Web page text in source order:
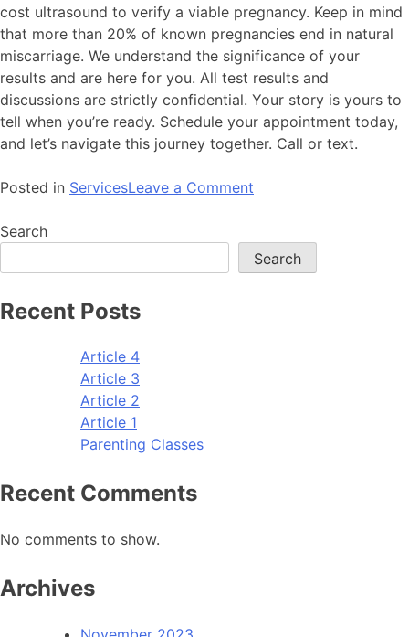
cost ultrasound to verify a viable pregnancy. Keep in mind
that more than 20% of known pregnancies end in natural
miscarriage. We understand the significance of your
results and are here for you. All test results and
discussions are strictly confidential. Your story is yours to
tell when you’re ready. Schedule your appointment today,
and let’s navigate this journey together. Call or text.
Posted in ServicesLeave a Comment
Search
Search
Recent Posts
Article 4
Article 3
Article 2
Article 1
Parenting Classes
Recent Comments
No comments to show.
Archives